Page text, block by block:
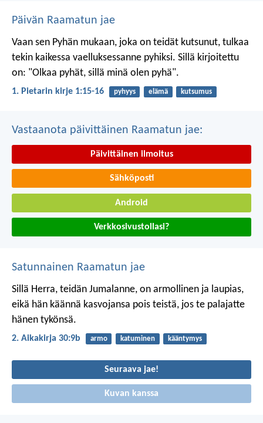
Päivän Raamatun jae
Vaan sen Pyhän mukaan, joka on teidät kutsunut, tulkaa
tekin kaikessa vaelluksessanne pyhiksi. Sillä kirjoitettu
on: "Olkaa pyhät, sillä minä olen pyhä".
1. Pietarin kirje 1:15-16 pyhyys elämä kutsumus
Vastaanota päivittäinen Raamatun jae:
Päivittäinen ilmoitus
Sähköposti
Android
Verkkosivustollasi?
Satunnainen Raamatun jae
Sillä Herra, teidän Jumalanne, on armollinen ja laupias,
eikä hän käännä kasvojansa pois teistä, jos te palajatte
hänen tykönsä.
2. Aikakirja 30:9b armo katuminen kääntymys
Seuraava jae!
Kuvan kanssa